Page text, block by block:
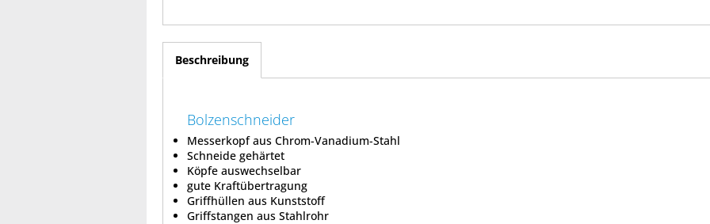
Beschreibung
Bolzenschneider
Messerkopf aus Chrom-Vanadium-Stahl
Schneide gehärtet
Köpfe auswechselbar
gute Kraftübertragung
Griffhüllen aus Kunststoff
Griffstangen aus Stahlrohr